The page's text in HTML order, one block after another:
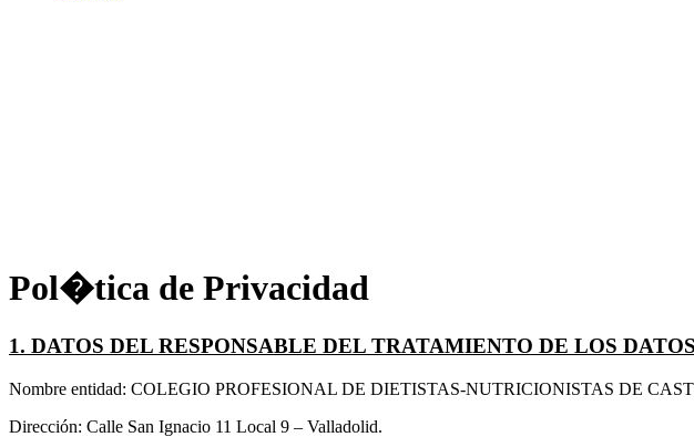
Pol�tica de Privacidad
1. DATOS DEL RESPONSABLE DEL TRATAMIENTO DE LOS DATOS
Nombre entidad: COLEGIO PROFESIONAL DE DIETISTAS-NUTRICIONISTAS DE
Dirección: Calle San Ignacio 11 Local 9 – Valladolid.